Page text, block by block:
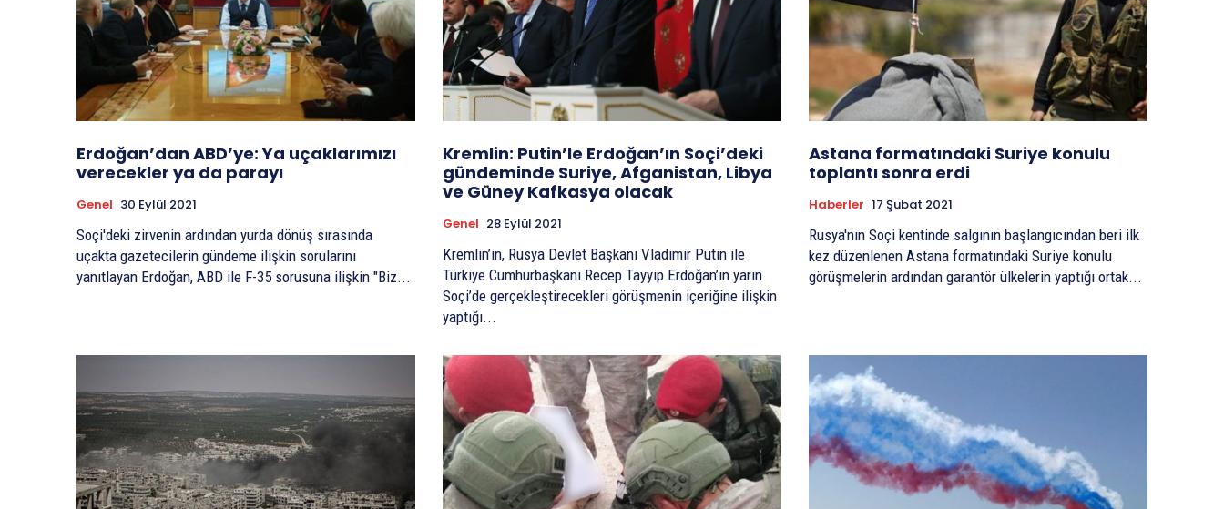
Erdoğan’dan ABD’ye: Ya uçaklarımızı
verecekler ya da parayı
Genel 30 Eylül 2021
Soçi'deki zirvenin ardından yurda dönüş sırasında
uçakta gazetecilerin gündeme ilişkin sorularını
yanıtlayan Erdoğan, ABD ile F-35 sorusuna ilişkin "Biz...
Kremlin: Putin’le Erdoğan’ın Soçi’deki
gündeminde Suriye, Afganistan, Libya
ve Güney Kafkasya olacak
Genel 28 Eylül 2021
Kremlin’in, Rusya Devlet Başkanı Vladimir Putin ile
Türkiye Cumhurbaşkanı Recep Tayyip Erdoğan’ın yarın
Soçi’de gerçekleştirecekleri görüşmenin içeriğine ilişkin
yaptığı...
Astana formatındaki Suriye konulu
toplantı sonra erdi
Haberler 17 Şubat 2021
Rusya'nın Soçi kentinde salgının başlangıcından beri ilk
kez düzenlenen Astana formatındaki Suriye konulu
görüşmelerin ardından garantör ülkelerin yaptığı ortak...